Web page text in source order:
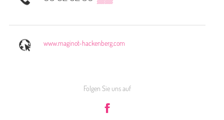
www.maginot-hackenberg.com
Folgen Sie uns auf